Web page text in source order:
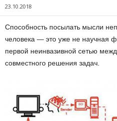
23.10.2018
Способность посылать мысли
человека — это уже не научная
первой неинвазивной сетью
совместного решения задач.